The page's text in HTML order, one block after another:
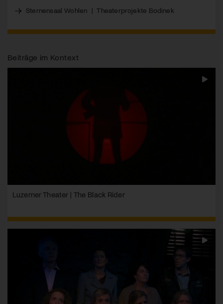
Sternensaal Wohlen |Theaterprojekte Bodinek
Beiträge im Kontext
Luzerner Theater | The Black Rider